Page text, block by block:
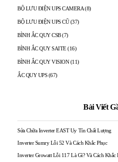
BỘ LƯU ĐIỆN UPS CAMERA (8)
BỘ LƯU ĐIỆN UPS CŨ (37)
BÌNH ẮC QUY CSB (7)
BÌNH ẮC QUY SAITE (16)
BÌNH ẮC QUY VISION (11)
ẮC QUY UPS (67)
Bài Viết
Sửa Chữa Inverter EAST Uy Tín Chất Lượng
Inverter Sumry Lỗi 52 Và Cách Khắc Phục
Inverter Growatt Lỗi 117 Là Gì? Và Cách Khắc